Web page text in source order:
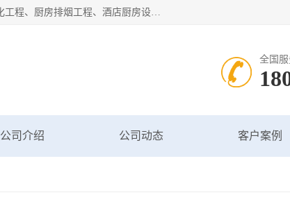
海南鑫艺达通风设备有限公司是一家海南通风设备工厂，主要从事：消防排烟工程、油烟净化工程、厨房排烟工程、酒店厨房设备、新风排风系统、镀锌铁皮管道加工、暖通工程、通风管道安装、消防火阀百叶风口等业务。公司拥有管道及配件一体化工厂生产线，良好的售后服务，良好的设计团队，良好的施工团队、良好管理人员，掌握畅通丰富的信息、市场渠道。
全国
公司介绍 公司动态 客户案例